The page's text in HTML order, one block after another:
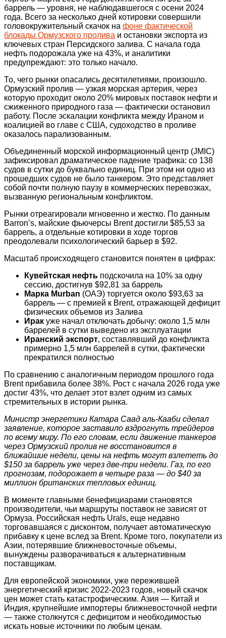
баррель — уровня, не наблюдавшегося с осени 2024
года. Всего за несколько дней котировки совершили
головокружительный скачок на фоне фактической
блокады Ормузского пролива и остановки экспорта из
ключевых стран Персидского залива. С начала года
нефть подорожала уже на 43%, и аналитики
предупреждают: это только начало.
То, чего рынки опасались десятилетиями, произошло.
Ормузский пролив — узкая морская артерия, через
которую проходит около 20% мировых поставок нефти и
сжиженного природного газа — фактически остановил
работу. После эскалации конфликта между Ираном и
коалицией во главе с США, судоходство в проливе
оказалось парализованным.
Объединенный морской информационный центр (JMIC)
зафиксировал драматическое падение трафика: со 138
судов в сутки до буквально единиц. При этом ни одно из
прошедших судов не было танкером. Это представляет
собой почти полную паузу в коммерческих перевозках,
вызванную региональным конфликтом.
Рынки отреагировали мгновенно и жестко. По данным
Barron’s, майские фьючерсы Brent достигли $85,53 за
баррель, а отдельные котировки в ходе торгов
преодолевали психологический барьер в $92.
Масштаб происходящего становится понятен в цифрах:
Кувейтская нефть подскочила на 10% за одну
сессию, достигнув $92,81 за баррель
Марка Murban (ОАЭ) торгуется около $93,63 за
баррель — с премией к Brent, отражающей дефицит
физических объемов из Залива
Ирак уже начал отключать добычу: около 1,5 млн
баррелей в сутки выведено из эксплуатации
Иранский экспорт, составлявший до конфликта
примерно 1,5 млн баррелей в сутки, фактически
прекратился полностью
По сравнению с аналогичным периодом прошлого года
Brent прибавила более 38%. Рост с начала 2026 года уже
достиг 43%, что делает этот взлет одним из самых
стремительных в истории рынка.
Министр энергетики Катара Саад аль-Кааби сделал
заявление, которое заставило вздрогнуть трейдеров
по всему миру. По его словам, если движение танкеров
через Ормузский пролив не восстановится в
ближайшие недели, цены на нефть могут взлететь до
$150 за баррель уже через две-три недели. Газ, по его
прогнозам, подорожает в четыре раза — до $40 за
миллион британских тепловых единиц.
В моменте главными бенефициарами становятся
производители, чьи маршруты поставок не зависят от
Ормуза. Российская нефть Urals, еще недавно
торговавшаяся с дисконтом, получает автоматическую
прибавку к цене вслед за Brent. Кроме того, покупатели из
Азии, потерявшие ближневосточные объемы,
вынуждены разворачиваться к альтернативным
поставщикам.
Для европейской экономики, уже пережившей
энергетический кризис 2022-2023 годов, новый скачок
цен может стать катастрофическим. Азия — Китай и
Индия, крупнейшие импортеры ближневосточной нефти
— также столкнутся с дефицитом и необходимостью
искать новые источники по любым ценам.